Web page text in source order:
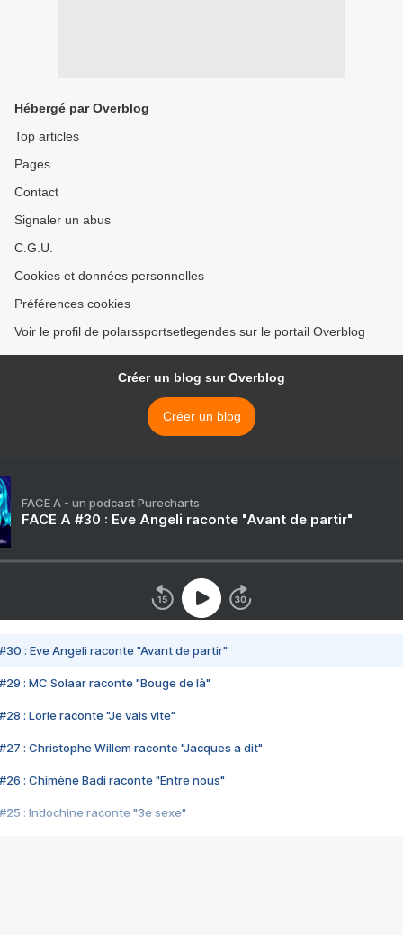
Hébergé par Overblog
Top articles
Pages
Contact
Signaler un abus
C.G.U.
Cookies et données personnelles
Préférences cookies
Voir le profil de polarssportsetlegendes sur le portail Overblog
Créer un blog sur Overblog
Créer un blog
FACE A - un podcast Purecharts
FACE A #30 : Eve Angeli raconte "Avant de partir"
#30 : Eve Angeli raconte "Avant de partir"
#29 : MC Solaar raconte "Bouge de là"
#28 : Lorie raconte "Je vais vite"
#27 : Christophe Willem raconte "Jacques a dit"
#26 : Chimène Badi raconte "Entre nous"
#25 : Indochine raconte "3e sexe"